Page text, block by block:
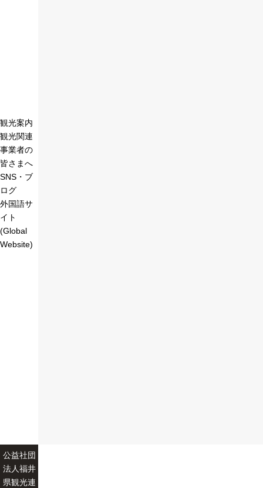
観光案内
観光関連
事業者の
皆さまへ
SNS・ブ
ログ
外国語サ
イト
(Global
Website)
公益社団
法人福井
県観光連